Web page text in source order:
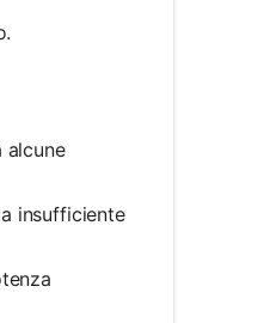
alcune
insufficiente